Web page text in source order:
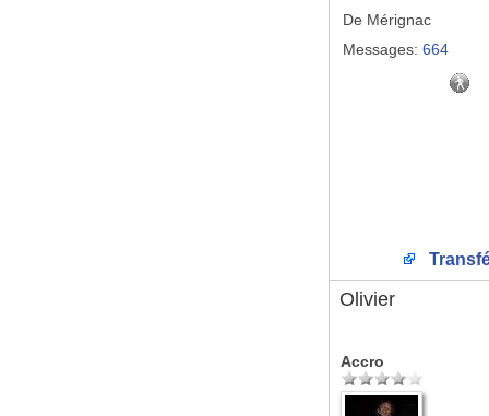
De Mérignac
Messages: 664
Olivier
Accro